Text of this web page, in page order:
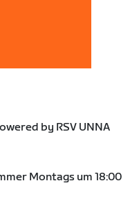
by RSV UNNA
Montags um 18:00